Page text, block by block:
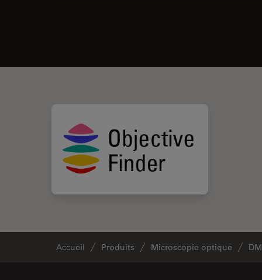
Accueil Produits Microscopie optique